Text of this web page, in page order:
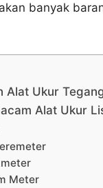
banyak
Alat Ukur
Alat Ukur
Meter